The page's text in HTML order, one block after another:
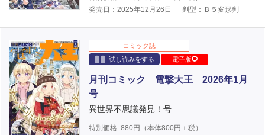
発売日：2025年12月26日
判型：Ｂ５変形判
コミック誌
試し読みをする
電子版
月刊コミック 電撃大王 2026年1月
号
異世界不思議発見！号
特別価格 880円（本体800円＋税）